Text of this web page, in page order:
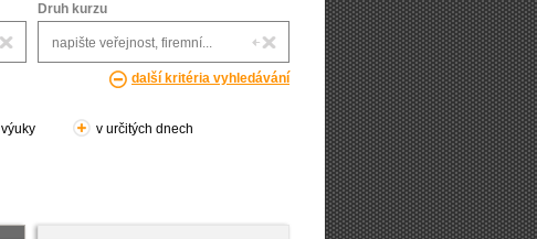
Druh kurzu
další kritéria vyhledávání
v určitých dnech